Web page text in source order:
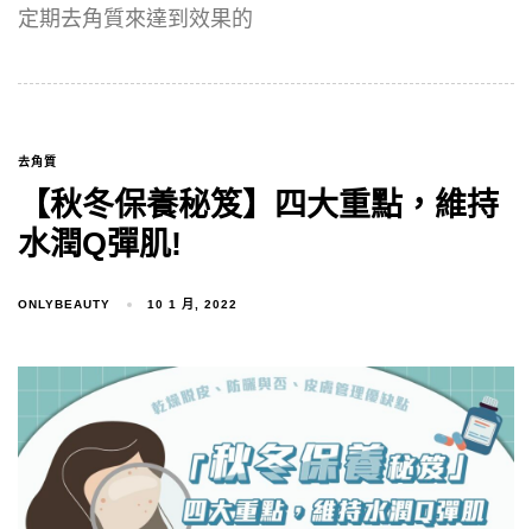
定期去角質來達到效果的
去角質
【秋冬保養秘笈】四大重點，維持
水潤Q彈肌!
ONLYBEAUTY 10 1 月, 2022